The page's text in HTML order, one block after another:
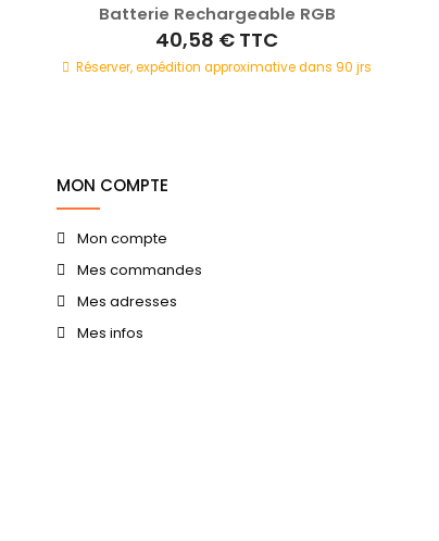
Batterie Rechargeable RGB
40,58 € TTC
Réserver, expédition approximative dans 90 jrs
MON COMPTE
Mon compte
Mes commandes
Mes adresses
Mes infos